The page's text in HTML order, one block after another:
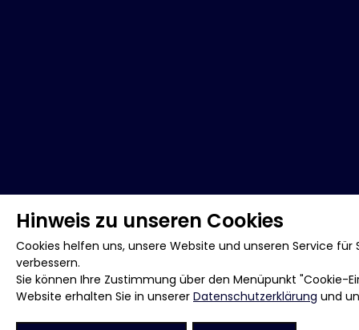
Hinweis zu unseren Cookies
Cookies helfen uns, unsere Website und unseren Service
verbessern.
Sie können Ihre Zustimmung über den Menüpunkt "Cookie-
Website erhalten Sie in unserer Datenschutzerklärung und